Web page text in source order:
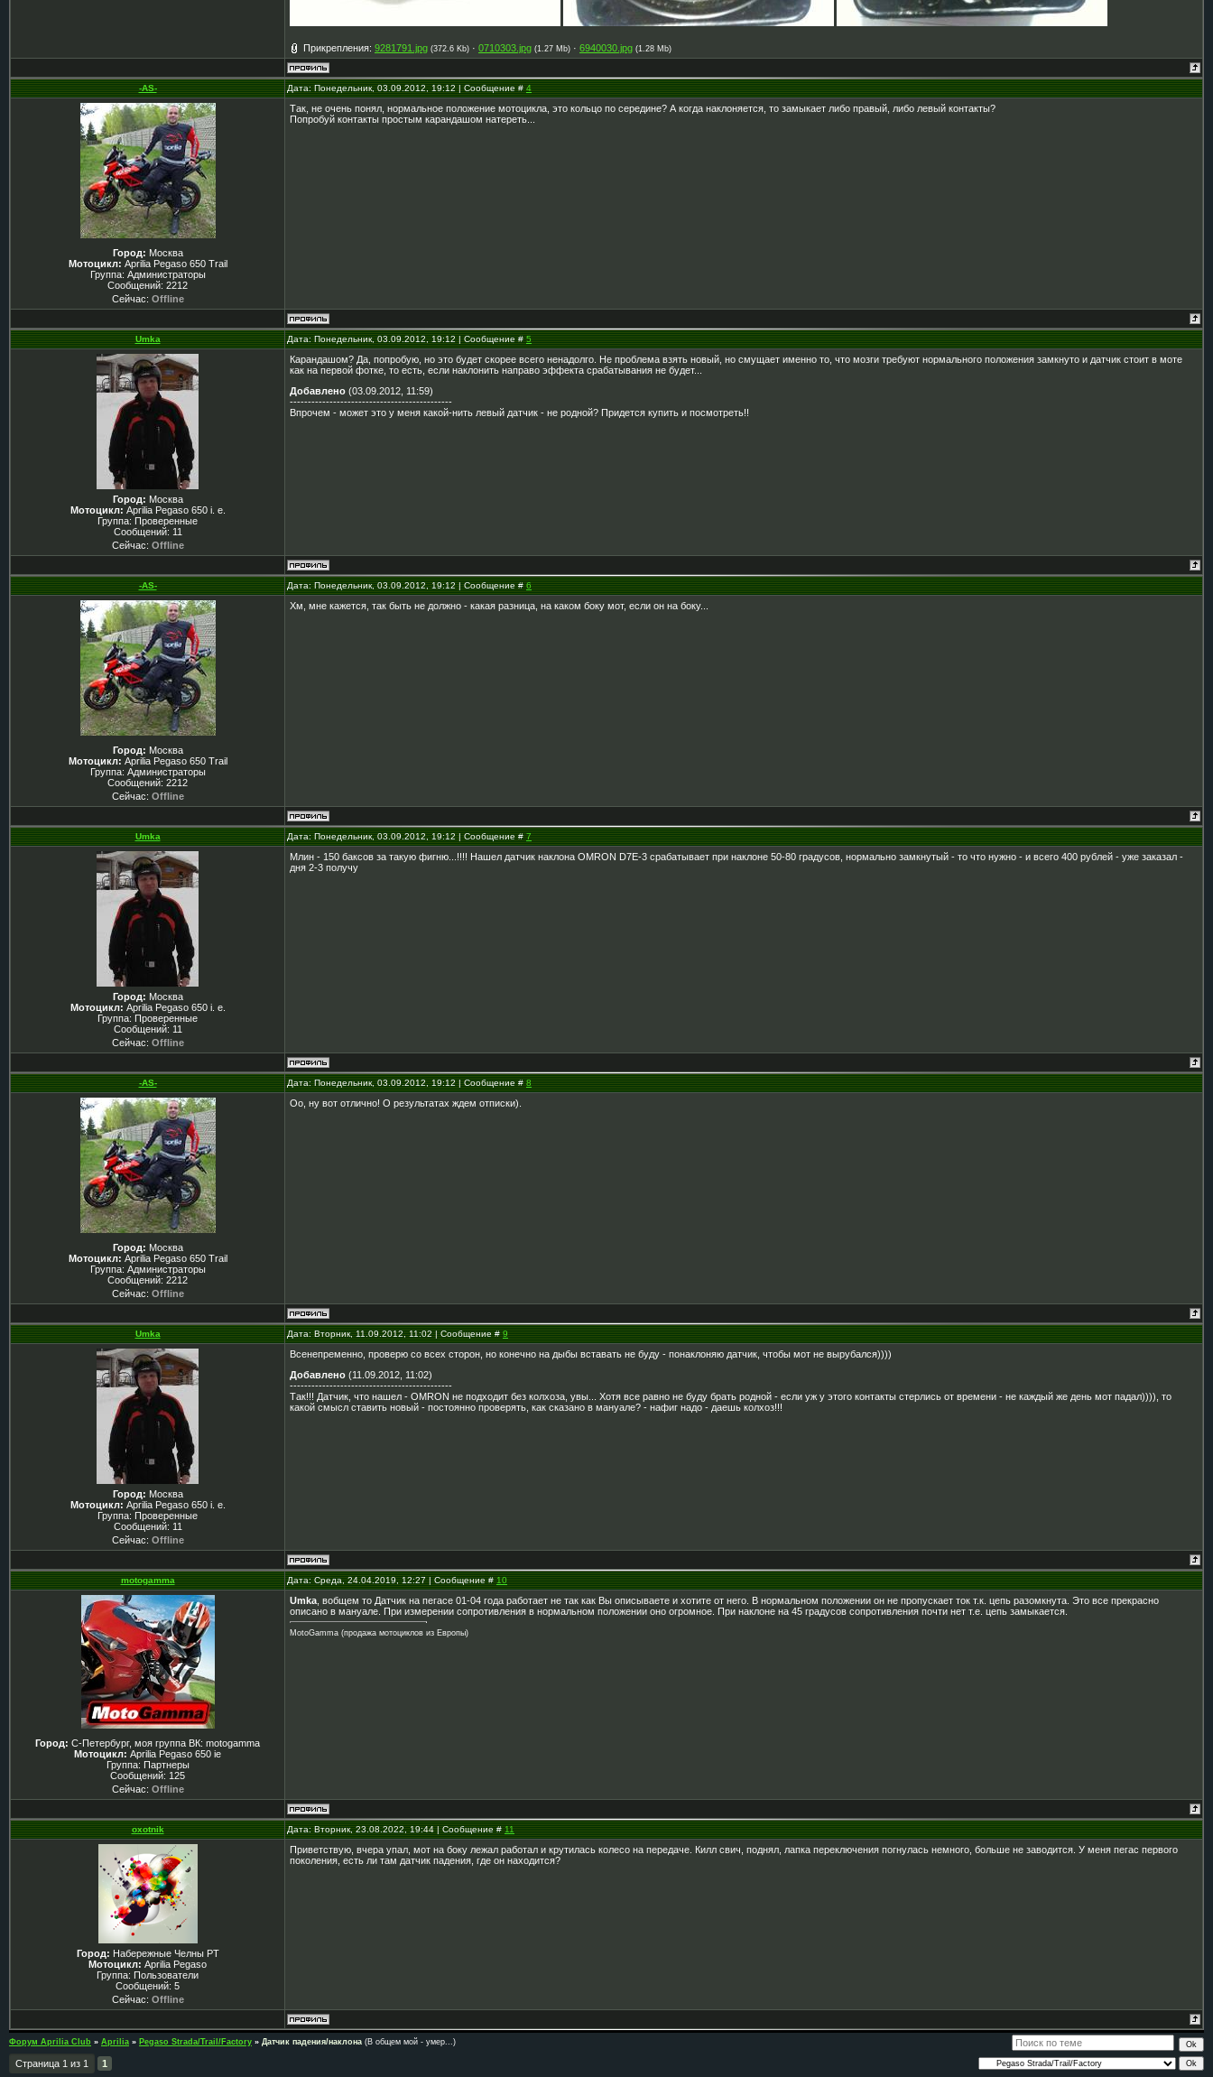
Прикрепления: 9281791.jpg (372.6 Kb) · 0710303.jpg (1.27 Mb) · 6940030.jpg (1.28 Mb)
-AS- Дата: Понедельник, 03.09.2012, 19:12 | Сообщение #4
Город: Москва
Мотоцикл: Aprilia Pegaso 650 Trail
Группа: Администраторы
Сообщений: 2212
Сейчас: Offline
Так, не очень понял, нормальное положение мотоцикла, это кольцо по середине? А когда наклоняется, то замыкает либо правый, либо левый контакты?
Попробуй контакты простым карандашом натереть...
Umka Дата: Понедельник, 03.09.2012, 19:12 | Сообщение #5
Город: Москва
Мотоцикл: Aprilia Pegaso 650 i. e.
Группа: Проверенные
Сообщений: 11
Сейчас: Offline
Карандашом? Да, попробую, но это будет скорее всего ненадолго. Не проблема взять новый, но смущает именно то, что мозги требуют нормального положения замкнуто и датчик стоит в моте
как на первой фотке, то есть, если наклонить направо эффекта срабатывания не будет...
Добавлено (03.09.2012, 11:59)
---------------------------------------------
Впрочем - может это у меня какой-нить левый датчик - не родной? Придется купить и посмотреть!!
-AS- Дата: Понедельник, 03.09.2012, 19:12 | Сообщение #6
Город: Москва
Мотоцикл: Aprilia Pegaso 650 Trail
Группа: Администраторы
Сообщений: 2212
Сейчас: Offline
Хм, мне кажется, так быть не должно - какая разница, на каком боку мот, если он на боку...
Umka Дата: Понедельник, 03.09.2012, 19:12 | Сообщение #7
Город: Москва
Мотоцикл: Aprilia Pegaso 650 i. e.
Группа: Проверенные
Сообщений: 11
Сейчас: Offline
Млин - 150 баксов за такую фигню...!!!! Нашел датчик наклона OMRON D7E-3 срабатывает при наклоне 50-80 градусов, нормально замкнутый - то что нужно - и всего 400 рублей - уже заказал -
дня 2-3 получу
-AS- Дата: Понедельник, 03.09.2012, 19:12 | Сообщение #8
Город: Москва
Мотоцикл: Aprilia Pegaso 650 Trail
Группа: Администраторы
Сообщений: 2212
Сейчас: Offline
Оо, ну вот отлично! О результатах ждем отписки).
Umka Дата: Вторник, 11.09.2012, 11:02 | Сообщение #9
Город: Москва
Мотоцикл: Aprilia Pegaso 650 i. e.
Группа: Проверенные
Сообщений: 11
Сейчас: Offline
Всенепременно, проверю со всех сторон, но конечно на дыбы вставать не буду - понаклоняю датчик, чтобы мот не вырубался))))
Добавлено (11.09.2012, 11:02)
---------------------------------------------
Так!!! Датчик, что нашел - OMRON не подходит без колхоза, увы... Хотя все равно не буду брать родной - если уж у этого контакты стерлись от времени - не каждый же день мот падал)))), то
какой смысл ставить новый - постоянно проверять, как сказано в мануале? - нафиг надо - даешь колхоз!!!
motogamma Дата: Среда, 24.04.2019, 12:27 | Сообщение #10
Город: С-Петербург, моя группа ВК: motogamma
Мотоцикл: Aprilia Pegaso 650 ie
Группа: Партнеры
Сообщений: 125
Сейчас: Offline
Umka , вобщем то Датчик на пегасе 01-04 года работает не так как Вы описываете и хотите от него. В нормальном положении он не пропускает ток т.к. цепь разомкнута. Это все прекрасно
описано в мануале. При измерении сопротивления в нормальном положении оно огромное. При наклоне на 45 градусов сопротивления почти нет т.е. цепь замыкается.
MotoGamma (продажа мотоциклов из Европы)
oxotnik Дата: Вторник, 23.08.2022, 19:44 | Сообщение #11
Город: Набережные Челны РТ
Мотоцикл: Aprilia Pegaso
Группа: Пользователи
Сообщений: 5
Сейчас: Offline
Приветствую, вчера упал, мот на боку лежал работал и крутилась колесо на передаче. Килл свич, поднял, лапка переключения погнулась немного, больше не заводится. У меня пегас первого
поколения, есть ли там датчик падения, где он находится?
Форум Aprilia Club » Aprilia » Pegaso Strada/Trail/Factory » Датчик падения/наклона (В общем мой - умер...)
Страница 1 из 1 1